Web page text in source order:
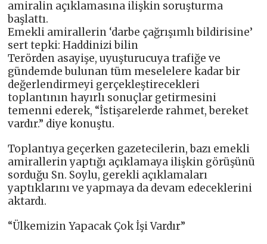
amiralin açıklamasına ilişkin soruşturma
başlattı.
Emekli amirallerin ‘darbe çağrışımlı bildirisine’
sert tepki: Haddinizi bilin
Terörden asayişe, uyuşturucuya trafiğe ve
gündemde bulunan tüm meselelere kadar bir
değerlendirmeyi gerçekleştirecekleri
toplantının hayırlı sonuçlar getirmesini
temenni ederek, “İstişarelerde rahmet, bereket
vardır.” diye konuştu.
Toplantıya geçerken gazetecilerin, bazı emekli
amirallerin yaptığı açıklamaya ilişkin görüşünü
sorduğu Sn. Soylu, gerekli açıklamaları
yaptıklarını ve yapmaya da devam edeceklerini
aktardı.
“Ülkemizin Yapacak Çok İşi Vardır”